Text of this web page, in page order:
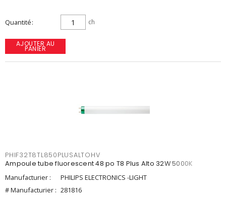
Quantité ch
AJOUTER AU
PANIER
PHIF32T8TL850PLUSALTOHV
Ampoule tube fluorescent 48 po T8 Plus Alto 32W 5000K
Manufacturier :
PHILIPS ELECTRONICS -LIGHT
# Manufacturier : 281816